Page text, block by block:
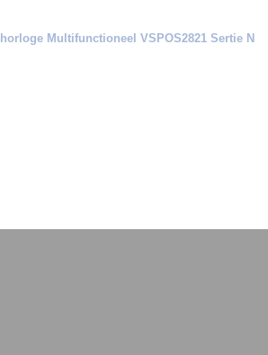
Multifunctioneel VSPOS2821 Sertie N